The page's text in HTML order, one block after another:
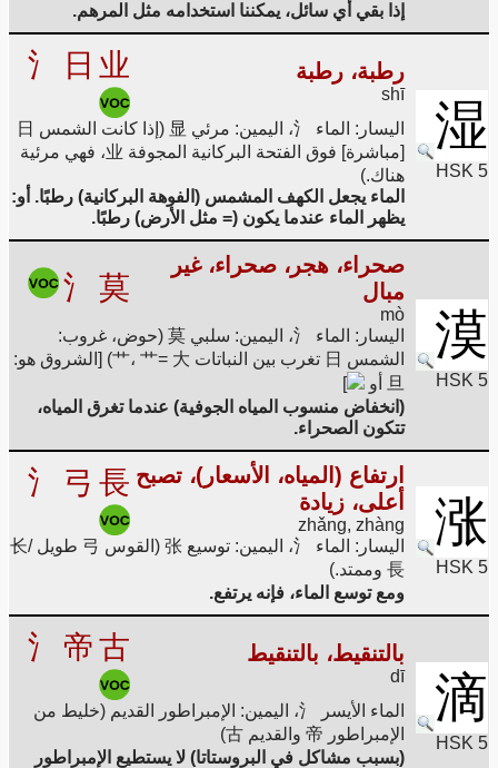
إذا بقي أي سائل، يمكننا استخدامه مثل المرهم.
湿
HSK 5
رطبة، رطبة
shī
氵 日 业
اليسار: الماء 氵، اليمين: مرئي 显 (إذا كانت الشمس 日
[مباشرة] فوق الفتحة البركانية المجوفة 业، فهي مرئية
هناك.)
الماء يجعل الكهف المشمس (الفوهة البركانية) رطبًا. أو:
يظهر الماء عندما يكون (= مثل الأرض) رطبًا.
漠
HSK 5
صحراء، هجر، صحراء، غير
مبال
mò
氵 莫
اليسار: الماء 氵، اليمين: سلبي 莫 (حوض، غروب:
الشمس 日 تغرب بين النباتات 艹، 艹= 大) [الشروق هو:
旦 أو
]
(انخفاض منسوب المياه الجوفية) عندما تغرق المياه،
تتكون الصحراء.
涨
HSK 5
ارتفاع (المياه، الأسعار)، تصبح
أعلى، زيادة
zhǎng, zhàng
氵 弓 長
اليسار: الماء 氵، اليمين: توسيع 张 (القوس 弓 طويل 长/
長 وممتد.)
ومع توسع الماء، فإنه يرتفع.
滴
HSK 5
بالتنقيط، بالتنقيط
dī
氵 帝古
الماء الأيسر 氵، اليمين: الإمبراطور القديم (خليط من
الإمبراطور 帝 والقديم 古)
(بسبب مشاكل في البروستاتا) لا يستطيع الإمبراطور